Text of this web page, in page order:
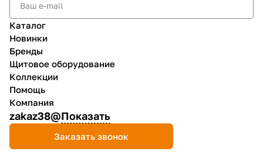
Каталог
Новинки
Бренды
Щитовое оборудование
Коллекции
Помощь
Компания
zakaz38@Показать
Заказать звонок